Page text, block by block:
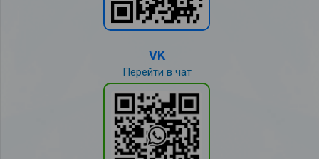
VK
Перейти в чат